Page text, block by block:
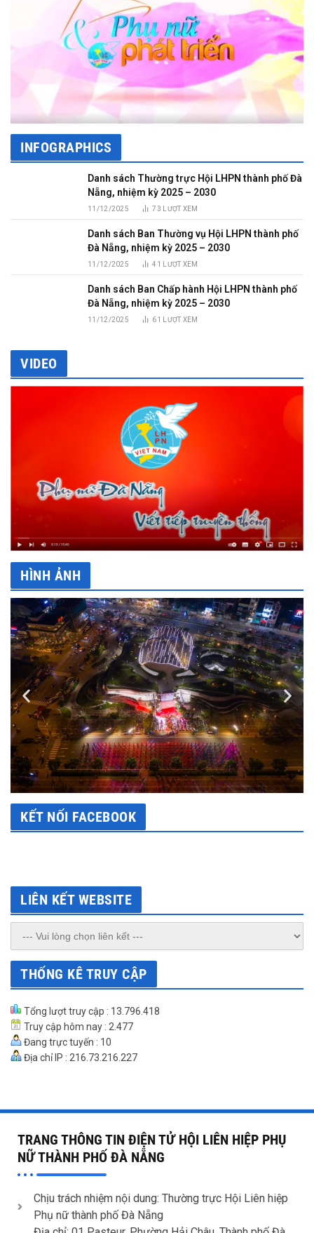
INFOGRAPHICS
Danh sách Thường trực Hội LHPN thành phố Đà
Nẵng, nhiệm kỳ 2025 – 2030
11/12/2025 73 LƯỢT XEM
Danh sách Ban Thường vụ Hội LHPN thành phố
Đà Nẵng, nhiệm kỳ 2025 – 2030
11/12/2025 41 LƯỢT XEM
Danh sách Ban Chấp hành Hội LHPN thành phố
Đà Nẵng, nhiệm kỳ 2025 – 2030
11/12/2025 61 LƯỢT XEM
VIDEO
HÌNH ẢNH
KẾT NỐI FACEBOOK
LIÊN KẾT WEBSITE
THỐNG KÊ TRUY CẬP
Tổng lượt truy cập : 13.796.418
Truy cập hôm nay : 2.477
Đang trực tuyến : 10
Địa chỉ IP : 216.73.216.227
TRANG THÔNG TIN ĐIỆN TỬ HỘI LIÊN HIỆP PHỤ
NỮ THÀNH PHỐ ĐÀ NẴNG
Chịu trách nhiệm nội dung: Thường trực Hội Liên hiệp
Phụ nữ thành phố Đà Nẵng